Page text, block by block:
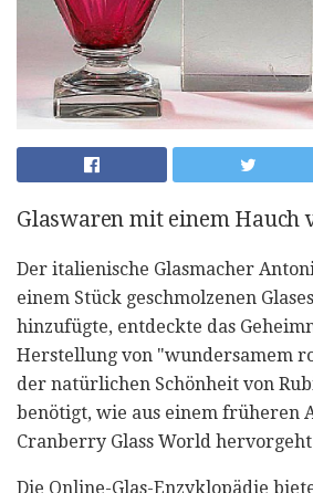
Glaswaren mit einem Hauch
Der italienische Glasmacher
einem Stück geschmolzenen
hinzufügte, entdeckte das
Herstellung von "wundersamem
der natürlichen Schönheit von
benötigt, wie aus einem früheren
Cranberry Glass World
Die Online-Glas-Enzyklopädie